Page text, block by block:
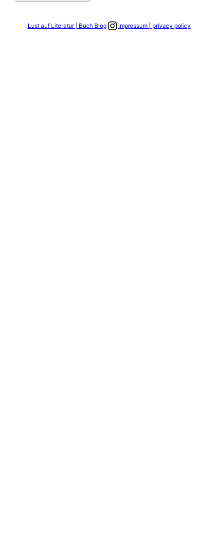
Lust auf Literatur | Buch BlogLink zum Instagram Account
Impressum | privacy policy